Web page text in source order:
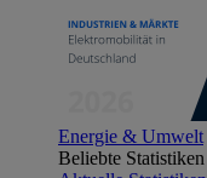
Energie & Umwelt
Beliebte Statistiken